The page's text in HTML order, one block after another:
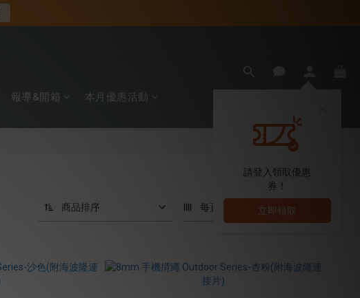
請登入領取優惠
券！
立即領取
報導&開箱 本月優惠活動
商品排序 每頁顯示 24 個